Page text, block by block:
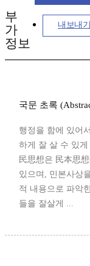
내보내기
부
가
정보
국문 초록
행정을 함에 있어
하게 잘 살 수 있
民思想은 民本思
있으며, 민본사상
적 내용으로 파악
들을 잘살게 ...